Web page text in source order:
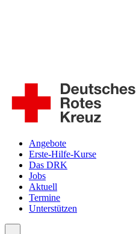
Angebote
Erste-Hilfe-Kurse
Das DRK
Jobs
Aktuell
Termine
Unterstützen